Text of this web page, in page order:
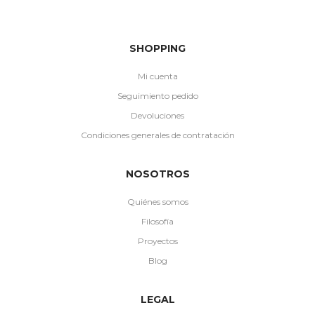
SHOPPING
Mi cuenta
Seguimiento pedido
Devoluciones
Condiciones generales de contratación
NOSOTROS
Quiénes somos
Filosofía
Proyectos
Blog
LEGAL